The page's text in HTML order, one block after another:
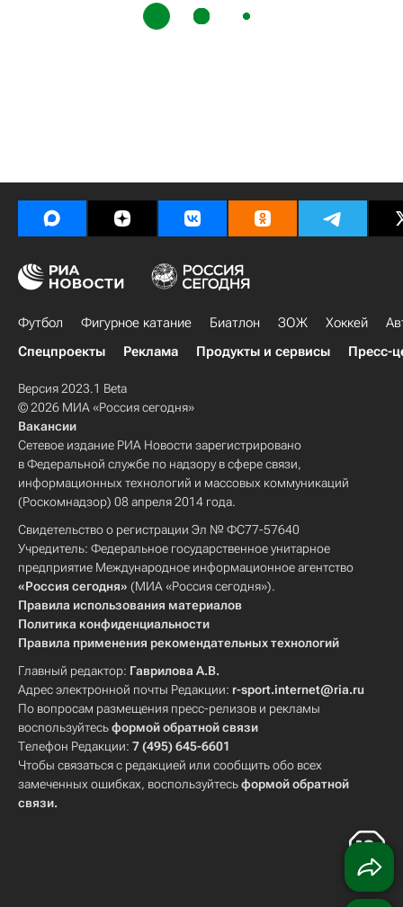
Футбол Фигурное катание Биатлон ЗОЖ Хоккей
Спецпроекты
Реклама Продукты и сервисы Пресс-
Версия 2023.1 Beta
© 2026 МИА «Россия сегодня»
Вакансии
Сетевое издание РИА Новости зарегистрировано
в Федеральной службе по надзору в сфере связи,
информационных технологий и массовых коммуникаций
(Роскомнадзор) 08 апреля 2014 года.
Свидетельство о регистрации Эл № ФС77-57640
Учредитель: Федеральное государственное унитарное
предприятие Международное информационное агентство
«Россия сегодня» (МИА «Россия сегодня»).
Правила использования материалов
Политика конфиденциальности
Правила применения рекомендательных технологий
Главный редактор: Гаврилова А.В.
Адрес электронной почты Редакции: r-sport.internet@ria.ru
По вопросам размещения пресс-релизов и рекламы
воспользуйтесьформой обратной связи
Телефон Редакции: 7 (495) 645-6601
Чтобы связаться с редакцией или сообщить обо всех
замеченных ошибках, воспользуйтесьформой обратной
связи.